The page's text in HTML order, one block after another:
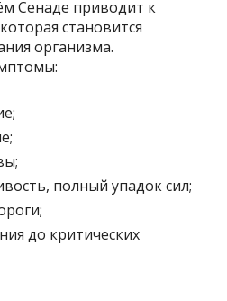
Сенаде приводит к
становится
организма.
полный упадок сил;
до критических